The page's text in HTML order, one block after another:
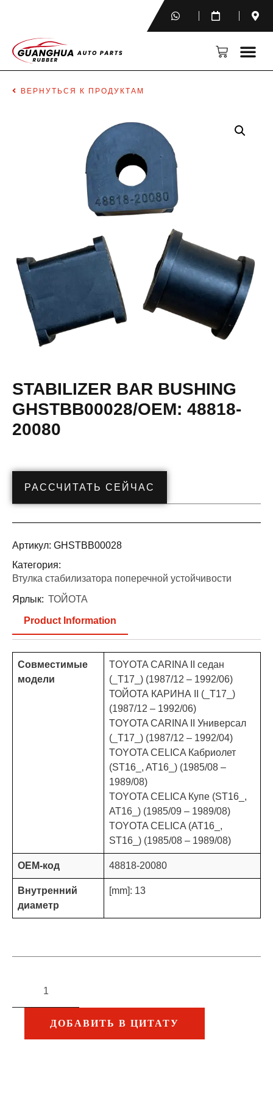
ВЕРНУТЬСЯ К ПРОДУКТАМ
STABILIZER BAR BUSHING
GHSTBB00028/OEM: 48818-
20080
РАССЧИТАТЬ СЕЙЧАС
Артикул: GHSTBB00028
Категория:
Втулка стабилизатора поперечной устойчивости
Ярлык: ТОЙОТА
Product Information
Совместимые
модели
TOYOTA CARINA II седан
(_T17_) (1987/12 – 1992/06)
ТОЙОТА КАРИНА II (_T17_)
(1987/12 – 1992/06)
TOYOTA CARINA II Универсал
(_T17_) (1987/12 – 1992/04)
TOYOTA CELICA Кабриолет
(ST16_, AT16_) (1985/08 –
1989/08)
TOYOTA CELICA Купе (ST16_,
AT16_) (1985/09 – 1989/08)
TOYOTA CELICA (AT16_,
ST16_) (1985/08 – 1989/08)
OEM-код 48818-20080
Внутренний
диаметр
[mm]: 13
ДОБАВИТЬ В ЦИТАТУ